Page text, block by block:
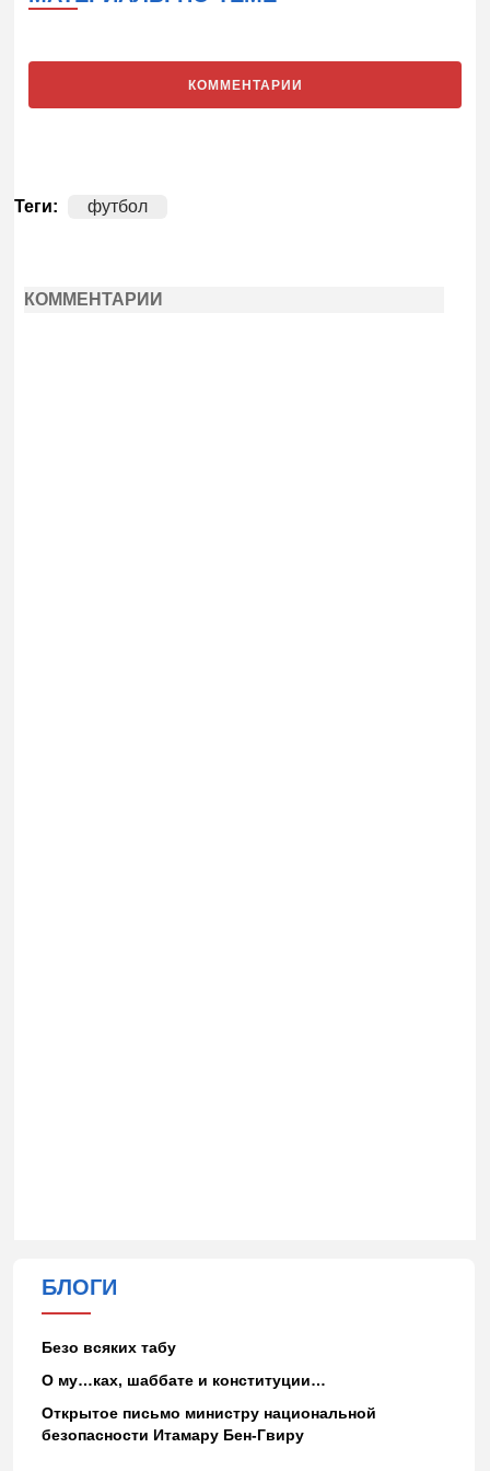
КОММЕНТАРИИ
Теги: футбол
КОММЕНТАРИИ
БЛОГИ
Безо всяких табу
О му…ках, шаббате и конституции…
Открытое письмо министру национальной
безопасности Итамару Бен-Гвиру